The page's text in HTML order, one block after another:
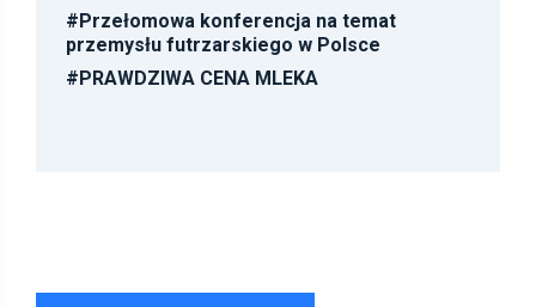
#Przełomowa konferencja na temat
przemysłu futrzarskiego w Polsce
#PRAWDZIWA CENA MLEKA